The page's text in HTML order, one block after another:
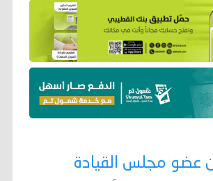
عضو مجلس القيادة